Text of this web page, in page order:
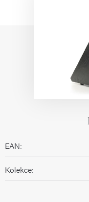
EAN:
Kolekce: